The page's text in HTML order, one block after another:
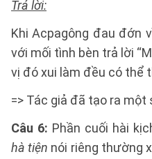
Trả lời:
Khi Acpagông đau đớn
với mối tình bèn trả lời
vị đó xui làm đều có thể
=> Tác giả đã tạo ra một
Câu 6: Phần cuối hài
hà tiện nói riêng thường